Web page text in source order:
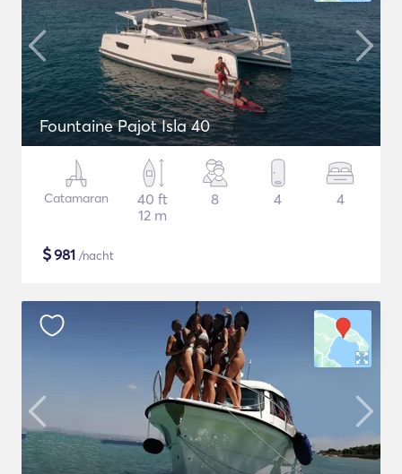
Fountaine Pajot Isla 40
Catamaran
40 ft
12 m
8 4 4
$981 /nacht